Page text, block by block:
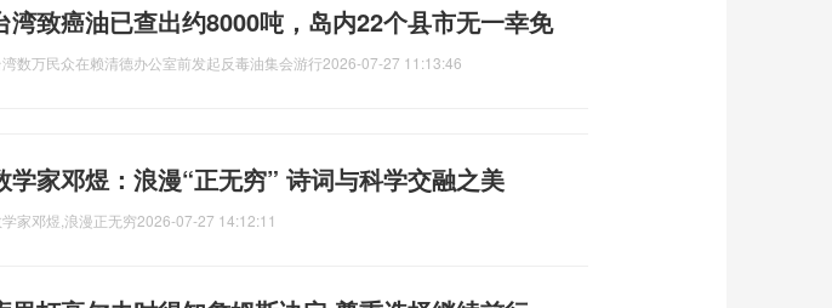
湾致癌油已查出约8000吨，岛内22个县市无一幸免
湾数万民众在赖清德办公室前发起反毒油集会游行2026-07-27 11:13:46
学家邓煜：浪漫“正无穷” 诗词与科学交融之美
家邓煜,浪漫正无穷2026-07-27 14:12:11